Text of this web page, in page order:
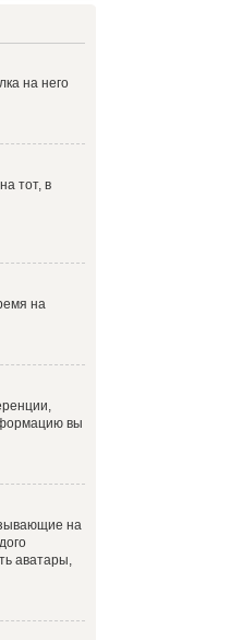
на него
тот, в
на
вы
на
аватары,